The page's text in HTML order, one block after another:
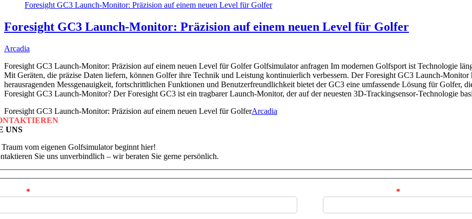
Foresight GC3 Launch-Monitor: Präzision auf einem neuen Level für Golfer
Foresight GC3 Launch-Monitor: Präzision auf einem neuen Level für Golfer
Arcadia
Foresight GC3 Launch-Monitor: Präzision auf einem neuen Level für Golfer Golfsimulator anfragen Im modernen Golfsport ist Technologie
Mit Geräten, die präzise Daten liefern, können Golfer ihre Technik und Leistung kontinuierlich verbessern. Der Foresight GC3 Launch-
herausragenden Messgenauigkeit, fortschrittlichen Funktionen und Benutzerfreundlichkeit bietet der GC3 eine umfassende Lösung für Golfer,
Foresight GC3 Launch-Monitor? Der Foresight GC3 ist ein tragbarer Launch-Monitor, der auf der neuesten 3D-Trackingsensor-Technologie
Foresight GC3 Launch-Monitor: Präzision auf einem neuen Level für GolferArcadia
UNS
vom eigenen Golfsimulator beginnt hier!
Sie uns unverbindlich – wir beraten Sie gerne persönlich.
Name* Ihre E-Mail-Adresse*